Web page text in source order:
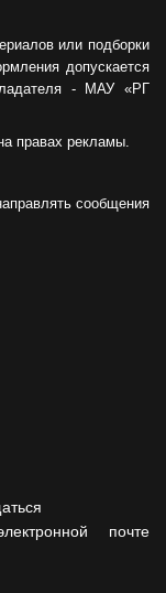
или подборки
допускается
- МАУ «РГ
правах рекламы.
сообщения
почте